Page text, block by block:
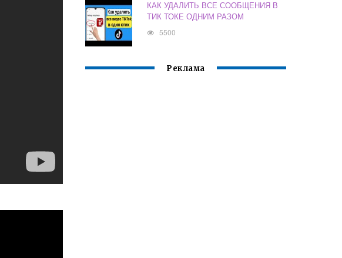
КАК УДАЛИТЬ ВСЕ СООБЩЕНИЯ В
ТИК ТОКЕ ОДНИМ РАЗОМ
5500
Реклама